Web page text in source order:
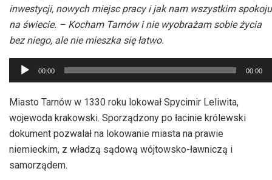
inwestycji, nowych miejsc pracy i jak nam wszystkim spokoju
na świecie. – Kocham Tarnów i nie wyobrażam sobie życia
bez niego, ale nie mieszka się łatwo.
Odtwarzacz
plików
dźwiękowych
00:00 00:00
Miasto Tarnów w 1330 roku lokował Spycimir Leliwita,
wojewoda krakowski. Sporządzony po łacinie królewski
dokument pozwalał na lokowanie miasta na prawie
niemieckim, z władzą sądową wójtowsko-ławniczą i
samorządem.